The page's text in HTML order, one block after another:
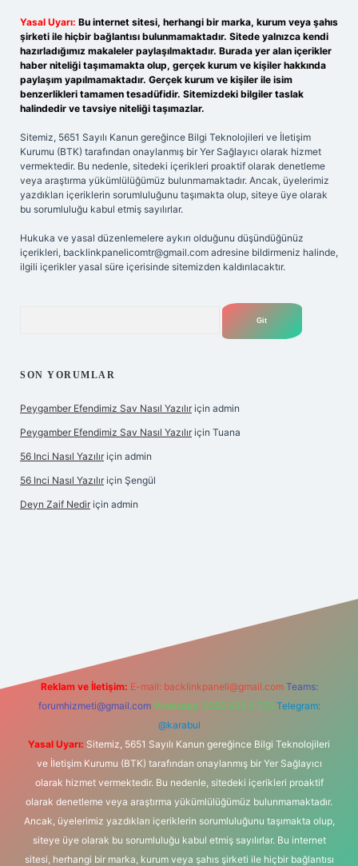
Yasal Uyarı: Bu internet sitesi, herhangi bir marka, kurum veya şahıs
şirketi ile hiçbir bağlantısı bulunmamaktadır. Sitede yalnızca kendi
hazırladığımız makaleler paylaşılmaktadır. Burada yer alan içerikler
haber niteliği taşımamakta olup, gerçek kurum ve kişiler hakkında
paylaşım yapılmamaktadır. Gerçek kurum ve kişiler ile isim
benzerlikleri tamamen tesadüfidir. Sitemizdeki bilgiler taslak
halindedir ve tavsiye niteliği taşımazlar.
Sitemiz, 5651 Sayılı Kanun gereğince Bilgi Teknolojileri ve İletişim
Kurumu (BTK) tarafından onaylanmış bir Yer Sağlayıcı olarak hizmet
vermektedir. Bu nedenle, sitedeki içerikleri proaktif olarak denetleme
veya araştırma yükümlülüğümüz bulunmamaktadır. Ancak, üyelerimiz
yazdıkları içeriklerin sorumluluğunu taşımakta olup, siteye üye olarak
bu sorumluluğu kabul etmiş sayılırlar.
Hukuka ve yasal düzenlemelere aykırı olduğunu düşündüğünüz
içerikleri, backlinkpanelicomtr@gmail.com adresine bildirmeniz halinde,
ilgili içerikler yasal süre içerisinde sitemizden kaldırılacaktır.
SON YORUMLAR
Peygamber Efendimiz Sav Nasıl Yazılır için admin
Peygamber Efendimiz Sav Nasıl Yazılır için Tuana
56 Inci Nasıl Yazılır için admin
56 Inci Nasıl Yazılır için Şengül
Deyn Zaif Nedir için admin
Reklam ve İletişim: E-mail: backlinkpaneli@gmail.com Teams:
forumhizmeti@gmail.com Whatsapp: 0262 606 0 726 Telegram:
@karabul
Yasal Uyarı: Sitemiz, 5651 Sayılı Kanun gereğince Bilgi Teknolojileri
ve İletişim Kurumu (BTK) tarafından onaylanmış bir Yer Sağlayıcı
olarak hizmet vermektedir. Bu nedenle, sitedeki içerikleri proaktif
olarak denetleme veya araştırma yükümlülüğümüz bulunmamaktadır.
Ancak, üyelerimiz yazdıkları içeriklerin sorumluluğunu taşımakta olup,
siteye üye olarak bu sorumluluğu kabul etmiş sayılırlar. Bu internet
sitesi, herhangi bir marka, kurum veya şahıs şirketi ile hiçbir bağlantısı